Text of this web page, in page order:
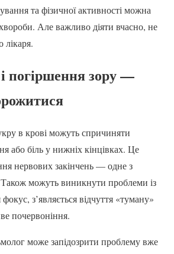
та фізичної активності можна
Але важливо діяти вчасно, не
лікаря.
погіршення зору —
в крові можуть спричиняти
або біль у нижніх кінцівках. Це
нервових закінчень — одне з
Також можуть виникнути проблеми із
з’являється відчуття «туману»
почервоніння.
може запідозрити проблему вже